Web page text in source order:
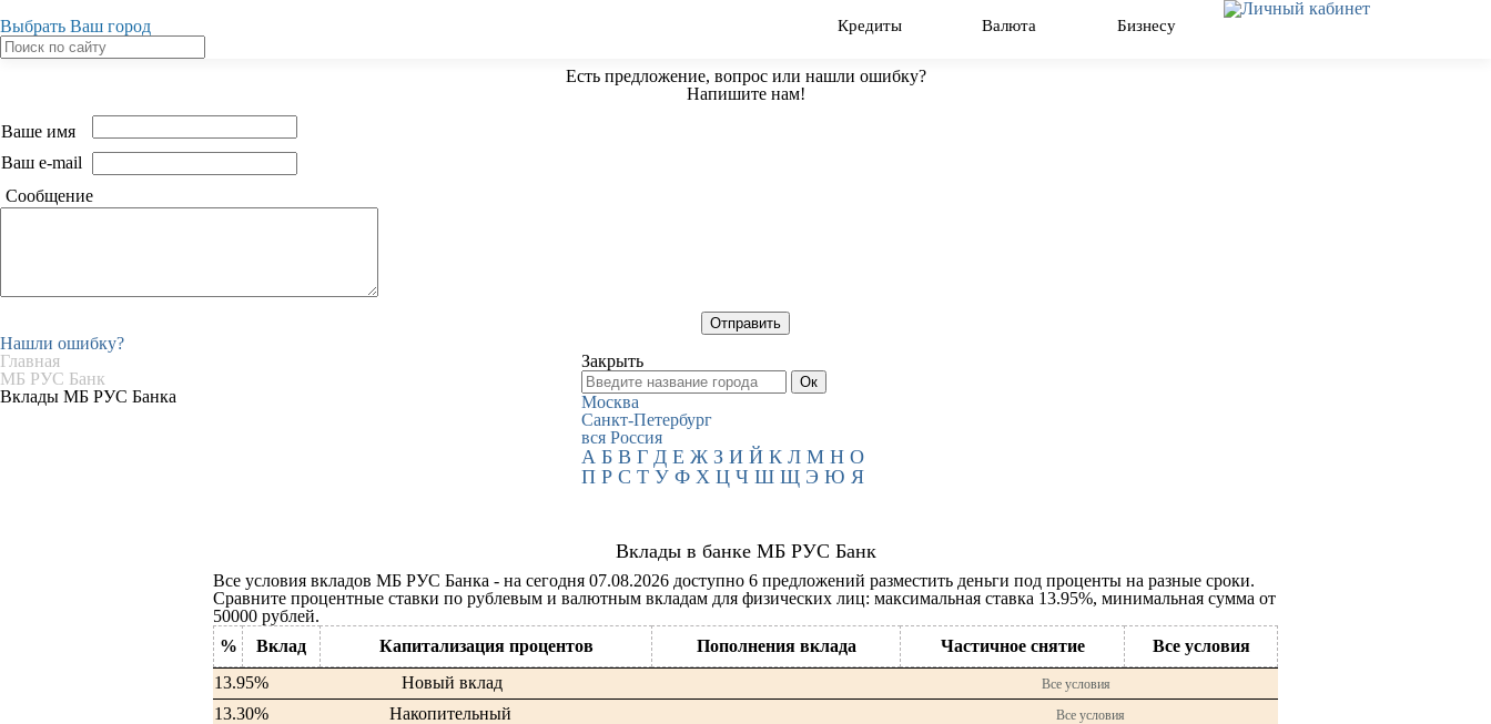
Есть предложение, вопрос или нашли ошибку?
Напишите нам!
Ваше имя
Ваш e-mail
Сообщение
Нашли ошибку?
Выбрать Ваш город Кредиты Валюта Бизнесу
Закрыть
Москва
Санкт-Петербург
вся Россия
А Б В Г Д Е Ж З И Й К Л М Н О
П Р С Т У Ф Х Ц Ч Ш Щ Э Ю Я
Главная
МБ РУС Банк
Вклады МБ РУС Банка
Вклады в банке МБ РУС Банк
Все условия вкладов МБ РУС Банка - на сегодня 07.08.2026 доступно 6 предложений разместить деньги под проценты на разные сроки.
Сравните процентные ставки по рублевым и валютным вкладам для физических лиц: максимальная ставка 13.95%, минимальная сумма от
50000 рублей.
%
Вклад Капитализация процентов Пополнения вклада Частичное снятие
Все условия
13.95%
Новый вклад Все условия
13.30% Накопительный Все условия